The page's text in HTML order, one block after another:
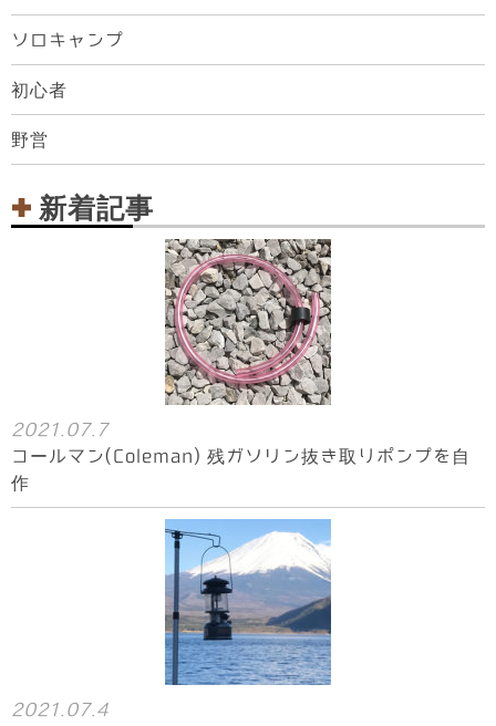
ソロキャンプ
初心者
野営
新着記事
2021.07.7
コールマン(Coleman) 残ガソリン抜き取りポンプを自
作
2021.07.4